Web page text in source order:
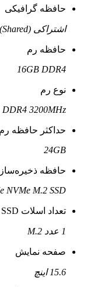
حافظه گرافیکی
اشتراکی (Shared)
حافظه رم
16GB DDR4
نوع رم
DDR4 3200MHz
حداکثر حافظه رم
24GB
حافظه
NVMe M.2 SSD
تعداد اسلات SSD
1 عدد M.2
صفحه نمایش
15.6 اینچ